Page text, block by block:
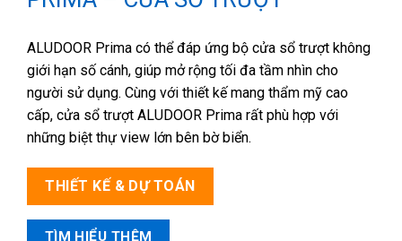
ALUDOOR Prima có thể đáp ứng bộ cửa sổ trượt không
giới hạn số cánh, giúp mở rộng tối đa tầm nhìn cho
người sử dụng. Cùng với thiết kế mang thẩm mỹ cao
cấp, cửa sổ trượt ALUDOOR Prima rất phù hợp với
những biệt thự view lớn bên bờ biển.
THIẾT KẾ & DỰ TOÁN
TÌM HIỂU THÊM